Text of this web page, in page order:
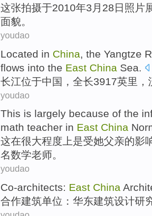
这张拍摄于2010年3月 28 日 照片
面貌。
youdao
L ocated in China , the Yangtze
flows into the East China Sea.
长江位于中国，全长3917英里，
youdao
This is largely because of the
math teacher in East China
这在很大程度上是受她父亲的影
名数学老师。
youdao
Co-architects: East China
合作建筑单位： 华东建筑设计研